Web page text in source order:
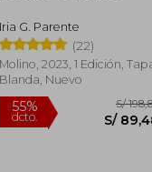
Iria G. Parente
(22)
Molino, 2023, 1 Edición,
Blanda, Nuevo